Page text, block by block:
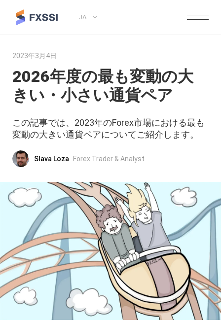
JA
2023年3月4日
2026年度の最も変動の大
きい・小さい通貨ペア
この記事では、2023年のForex市場における最も
変動の大きい通貨ペアについてご紹介します。
Slava Loza Forex Trader & Analyst